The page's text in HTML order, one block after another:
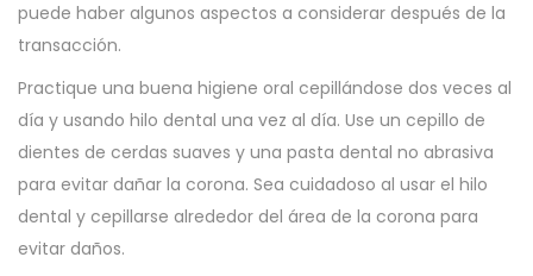
puede haber algunos aspectos a considerar después de la
transacción.
Practique una buena higiene oral cepillándose dos veces al
día y usando hilo dental una vez al día. Use un cepillo de
dientes de cerdas suaves y una pasta dental no abrasiva
para evitar dañar la corona. Sea cuidadoso al usar el hilo
dental y cepillarse alrededor del área de la corona para
evitar daños.